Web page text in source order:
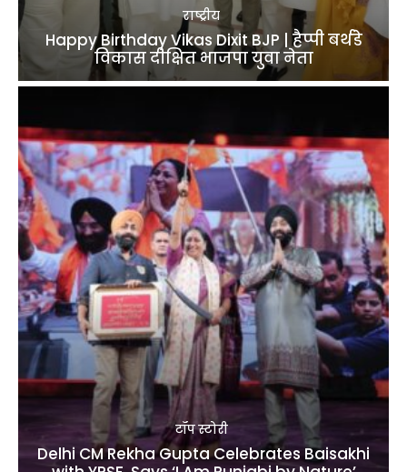
राष्ट्रीय
Happy Birthday Vikas Dixit BJP | हैप्पी बर्थडे
विकास दीक्षित भाजपा युवा नेता
टॉप स्टोरी
Delhi CM Rekha Gupta Celebrates Baisakhi